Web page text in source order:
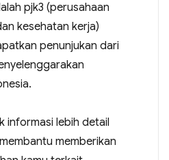
pjk3 (perusahaan
kesehatan kerja)
penunjukan dari
informasi lebih detail
memberikan